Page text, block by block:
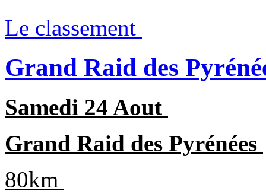
Le classement
Grand Raid des
Samedi 24 Aout
Grand Raid des Pyrénées
80km